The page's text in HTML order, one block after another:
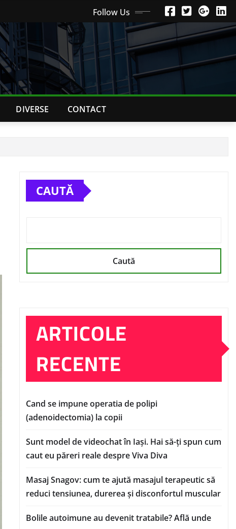
Follow Us
DIVERSE CONTACT
CAUTĂ
Caută
ARTICOLE
RECENTE
Cand se impune operatia de polipi
(adenoidectomia) la copii
Sunt model de videochat în Iași. Hai să-ți spun cum
caut eu păreri reale despre Viva Diva
Masaj Snagov: cum te ajută masajul terapeutic să
reduci tensiunea, durerea și disconfortul muscular
Bolile autoimune au devenit tratabile? Află unde